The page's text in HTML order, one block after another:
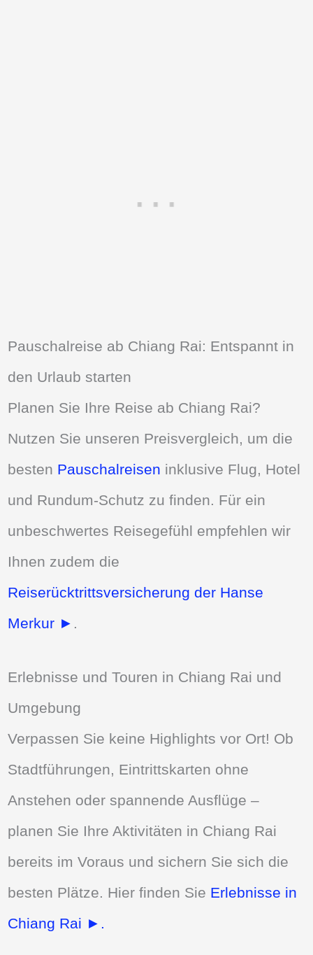
Pauschalreise ab Chiang Rai: Entspannt in
den Urlaub starten
Planen Sie Ihre Reise ab Chiang Rai?
Nutzen Sie unseren Preisvergleich, um die
besten Pauschalreisen inklusive Flug, Hotel
und Rundum-Schutz zu finden. Für ein
unbeschwertes Reisegefühl empfehlen wir
Ihnen zudem die
Reiserücktrittsversicherung der Hanse
Merkur ► .
Erlebnisse und Touren in Chiang Rai und
Umgebung
Verpassen Sie keine Highlights vor Ort! Ob
Stadtführungen, Eintrittskarten ohne
Anstehen oder spannende Ausflüge –
planen Sie Ihre Aktivitäten in Chiang Rai
bereits im Voraus und sichern Sie sich die
besten Plätze. Hier finden Sie Erlebnisse in
Chiang Rai ►.